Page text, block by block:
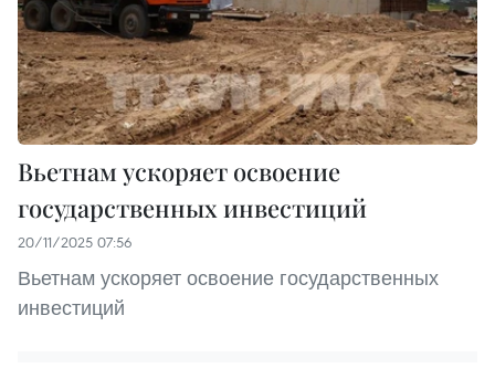
Вьетнам ускоряет освоение
государственных инвестиций
20/11/2025 07:56
Вьетнам ускоряет освоение государственных
инвестиций